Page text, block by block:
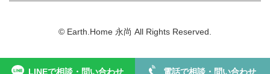
LINEで相談・問い合わせ 電話で相談・問い合わせ
© Earth.Home 永尚 All Rights Reserved.